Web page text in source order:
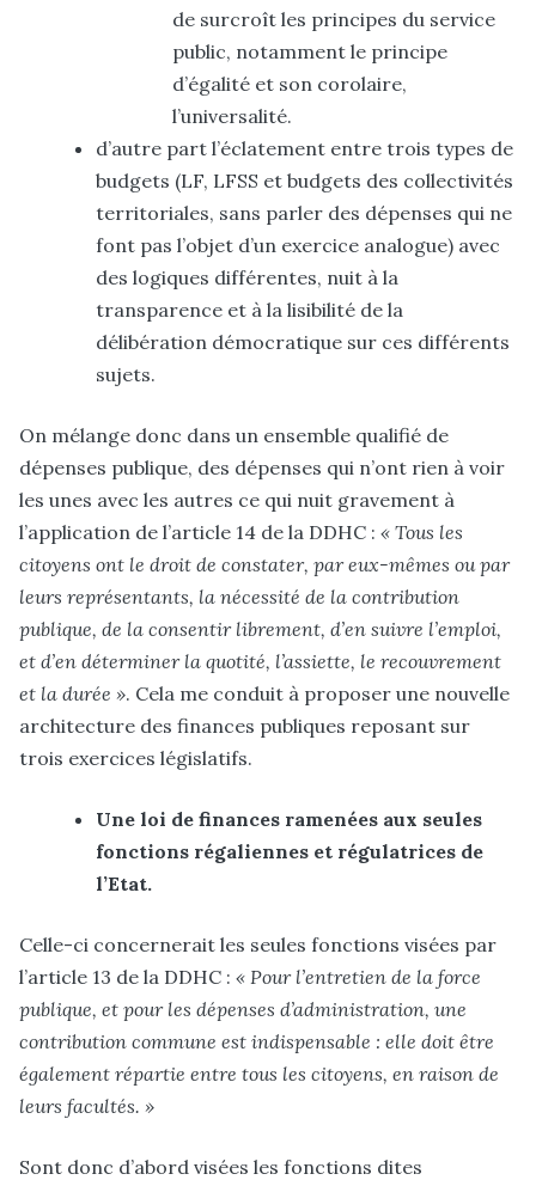
de surcroît les principes du service
public, notamment le principe
d’égalité et son corolaire,
l’universalité.
d’autre part l’éclatement entre trois types de
budgets (LF, LFSS et budgets des collectivités
territoriales, sans parler des dépenses qui ne
font pas l’objet d’un exercice analogue) avec
des logiques différentes, nuit à la
transparence et à la lisibilité de la
délibération démocratique sur ces différents
sujets.
On mélange donc dans un ensemble qualifié de
dépenses publique, des dépenses qui n’ont rien à voir
les unes avec les autres ce qui nuit gravement à
l’application de l’article 14 de la DDHC : « Tous les
citoyens ont le droit de constater, par eux-mêmes ou par
leurs représentants, la nécessité de la contribution
publique, de la consentir librement, d’en suivre l’emploi,
et d’en déterminer la quotité, l’assiette, le recouvrement
et la durée ». Cela me conduit à proposer une nouvelle
architecture des finances publiques reposant sur
trois exercices législatifs.
Une loi de finances ramenées aux seules
fonctions régaliennes et régulatrices de
l’Etat.
Celle-ci concernerait les seules fonctions visées par
l’article 13 de la DDHC : « Pour l’entretien de la force
publique, et pour les dépenses d’administration, une
contribution commune est indispensable : elle doit être
également répartie entre tous les citoyens, en raison de
leurs facultés. »
Sont donc d’abord visées les fonctions dites